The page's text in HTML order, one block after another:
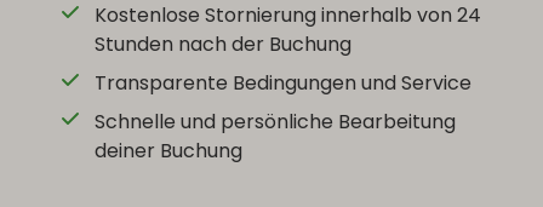
Kostenlose Stornierung innerhalb von 24
Stunden nach der Buchung
Transparente Bedingungen und Service
Schnelle und persönliche Bearbeitung
deiner Buchung